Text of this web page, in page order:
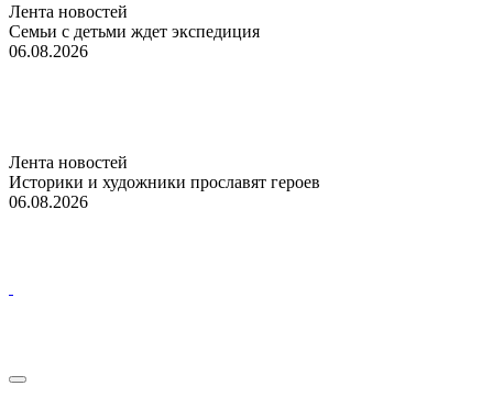
Лента новостей
Семьи с детьми ждет экспедиция
06.08.2026
Лента новостей
Историки и художники прославят героев
06.08.2026